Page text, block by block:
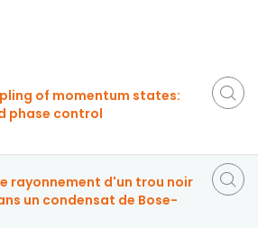
of momentum states:
phase control
rayonnement d'un trou noir
un condensat de Bose-